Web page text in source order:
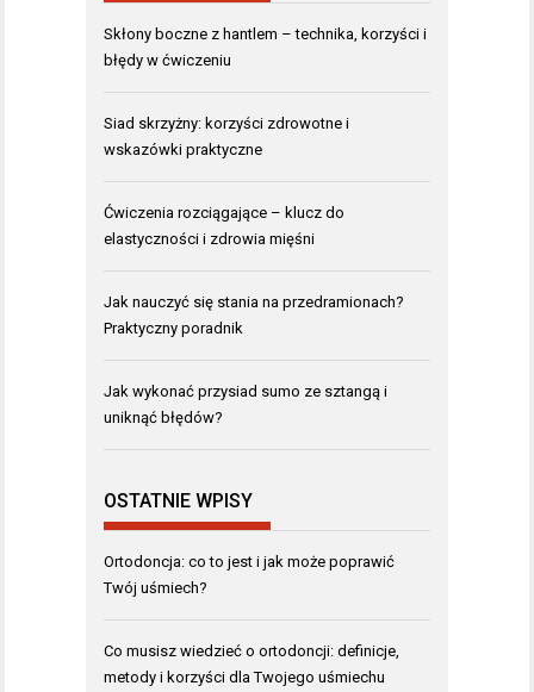
Skłony boczne z hantlem – technika, korzyści i
błędy w ćwiczeniu
Siad skrzyżny: korzyści zdrowotne i
wskazówki praktyczne
Ćwiczenia rozciągające – klucz do
elastyczności i zdrowia mięśni
Jak nauczyć się stania na przedramionach?
Praktyczny poradnik
Jak wykonać przysiad sumo ze sztangą i
uniknąć błędów?
OSTATNIE WPISY
Ortodoncja: co to jest i jak może poprawić
Twój uśmiech?
Co musisz wiedzieć o ortodoncji: definicje,
metody i korzyści dla Twojego uśmiechu